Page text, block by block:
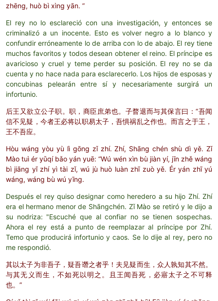
zhēng, huò bì xìng yān. ”
El rey no lo esclareció con una investigación, y entonces se
criminalizó a un inocente. Esto es volver negro a lo blanco y
confundir erróneamente lo de arriba con lo de abajo. El rey tiene
muchos favoritos y todos desean obtener el reino. El príncipe es
avaricioso y cruel y teme perder su posición. El rey no se da
cuenta y no hace nada para esclarecerlo. Los hijos de esposas y
concubinas pelearán entre sí y necesariamente surgirá un
infortunio.
后王又欲立公子职。职，商臣庶弟也。子瞀退而与其保言曰：“吾闻
信不见疑，今者王必将以职易太子，吾惧祸乱之作也。而言之于王，
王不吾应。
Hòu wáng yòu yù lì gōng zǐ zhí. Zhí, Shāng chén shù dì yě. Zǐ
Mào tuì ér yǔqí bǎo yán yuē: “Wú wén xìn bù jiàn yí, jīn zhě wáng
bì jiāng yǐ zhí yì tài zǐ, wú jù huò luàn zhī zuò yě. Ér yán zhī yú
wáng, wáng bù wú yīng.
Después el rey quiso designar como heredero a su hijo Zhí. Zhí
era el hermano menor de Shāngchén. Zǐ Mào se retiró y le dijo a
su nodriza: "Escuché que al confiar no se tienen sospechas.
Ahora el rey está a punto de reemplazar al príncipe por Zhí.
Temo que producirá infortunio y caos. Se lo dije al rey, pero no
me respondió.
其以太子为非吾子，疑吾谮之者乎！夫见疑而生，众人孰知其不然。
与其无义而生，不如死以明之。且王闻吾死，必寤太子之不可释
也。”